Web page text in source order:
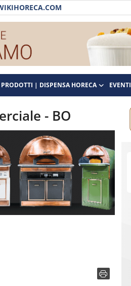
PRODOTTI | DISPENSA HORECA EVENTI
- BO